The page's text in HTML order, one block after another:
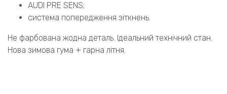
AUDI PRE SENS;
система попередження зіткнень.
Не фарбована жодна деталь. Ідеальний технічний стан.
Нова зимова гума + гарна літня.